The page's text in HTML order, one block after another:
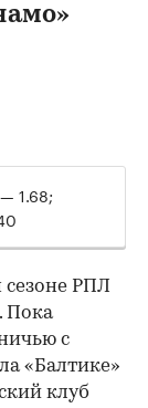
1.68;
РПЛ
Пока
с
«Балтике»
клуб